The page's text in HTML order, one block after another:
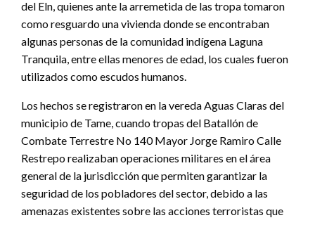
del Eln, quienes ante la arremetida de las tropa tomaron
como resguardo una vivienda donde se encontraban
algunas personas de la comunidad indígena Laguna
Tranquila, entre ellas menores de edad, los cuales fueron
utilizados como escudos humanos.
Los hechos se registraron en la vereda Aguas Claras del
municipio de Tame, cuando tropas del Batallón de
Combate Terrestre No 140 Mayor Jorge Ramiro Calle
Restrepo realizaban operaciones militares en el área
general de la jurisdicción que permiten garantizar la
seguridad de los pobladores del sector, debido a las
amenazas existentes sobre las acciones terroristas que